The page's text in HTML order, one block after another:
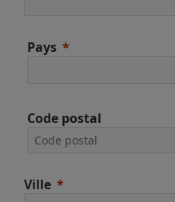
Pays
Code postal
Ville